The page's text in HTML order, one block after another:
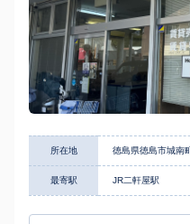
所在地 徳島県徳島市城南
最寄駅 JR二軒屋駅